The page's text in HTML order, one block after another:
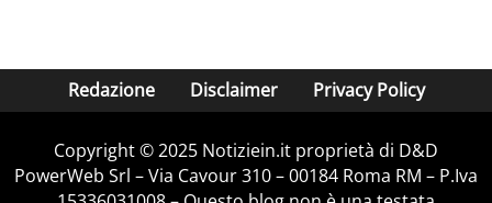
Redazione Disclaimer Privacy Policy
Copyright © 2025 Notiziein.it proprietà di D&D
PowerWeb Srl – Via Cavour 310 – 00184 Roma RM – P.Iva